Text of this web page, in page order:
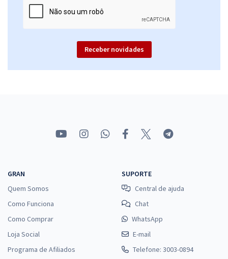
Receber novidades
GRAN
Quem Somos
Como Funciona
Como Comprar
Loja Social
Programa de Afiliados
SUPORTE
Central de ajuda
Chat
WhatsApp
E-mail
Telefone: 3003-0894